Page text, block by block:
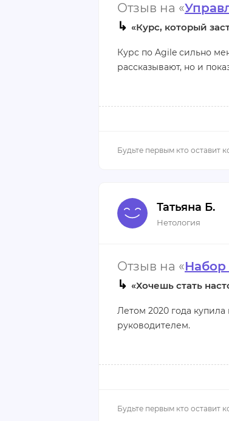
Отзыв на «
↳ «Курс, который
Курс по Agile сильно
рассказывают, но и
Групповые задания –
хорошо
ценная дополнительная
мотивирующие
абсолютно никаких.
Татьяна Б.
Нетология
Отзыв на «Набор
↳ «Хочешь стать
Летом 2020 года
руководителем.
Обучение
подчиненными. Особое
интеллекту. Я и не